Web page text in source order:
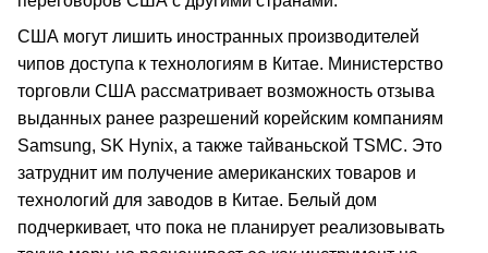
США могут лишить иностранных производителей
чипов доступа к технологиям в Китае. Министерство
торговли США рассматривает возможность отзыва
выданных ранее разрешений корейским компаниям
Samsung, SK Hynix, а также тайваньской TSMC. Это
затруднит им получение американских товаров и
технологий для заводов в Китае. Белый дом
подчеркивает, что пока не планирует реализовывать